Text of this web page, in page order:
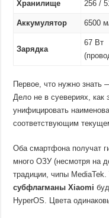
Хранилище 256 /
Аккумулятор 6500
Зарядка
67 Вт
Первое, что нужно знать
Дело не в суевериях, как
унифицировать
соответствующим
Оба смартфона получат
много ОЗУ (несмотря на
традиции, чипы MediaTek.
субфлагманы Xiaomi
HyperOS. Цвета